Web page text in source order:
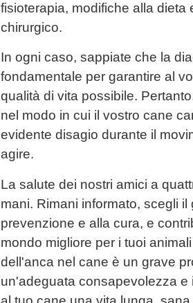
fisioterapia, modifiche alla dieta
chirurgico.
In ogni caso, sappiate che la
fondamentale per garantire al
qualità di vita possibile.
nel modo in cui il vostro cane
evidente disagio durante il
agire.
La salute dei nostri amici a
mani. Rimani informato, scegli
prevenzione e alla cura, e
mondo migliore per i tuoi
dell'anca nel cane è un grave
un'adeguata consapevolezza